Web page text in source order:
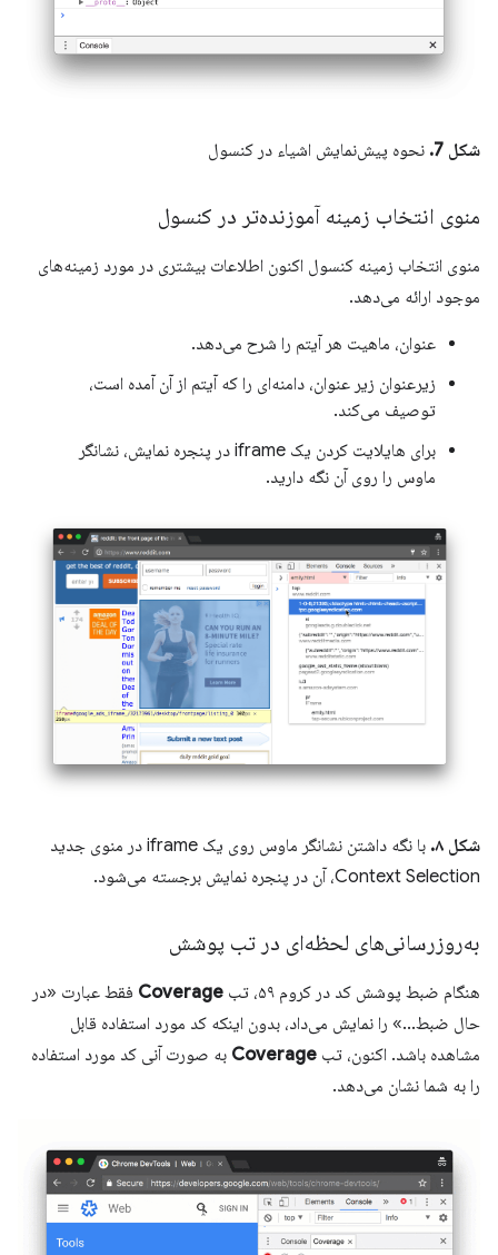
شکل 7. نحوه پیش‌نمایش اشیاء در کنسول
منوی انتخاب زمینه آموزنده‌تر در کنسول
منوی انتخاب زمینه کنسول اکنون اطلاعات بیشتری در مورد زمینه‌های
موجود ارائه می‌دهد.
عنوان، ماهیت هر آیتم را شرح می‌دهد.
زیرعنوان زیر عنوان، دامنه‌ای را که آیتم از آن آمده است،
توصیف می‌کند.
برای هایلایت کردن یک iframe در پنجره نمایش، نشانگر
ماوس را روی آن نگه دارید.
شکل ۸.
با نگه داشتن نشانگر ماوس روی یک iframe در منوی جدید
Context Selection، آن در پنجره نمایش برجسته می‌شود.
به‌روزرسانی‌های لحظه‌ای در تب پوشش
هنگام ضبط پوشش کد در کروم ۵۹، تب Coverage فقط عبارت «در
حال ضبط...» را نمایش می‌داد، بدون اینکه کد مورد استفاده قابل
مشاهده باشد. اکنون، تب Coverage به صورت آنی کد مورد استفاده
را به شما نشان می‌دهد.